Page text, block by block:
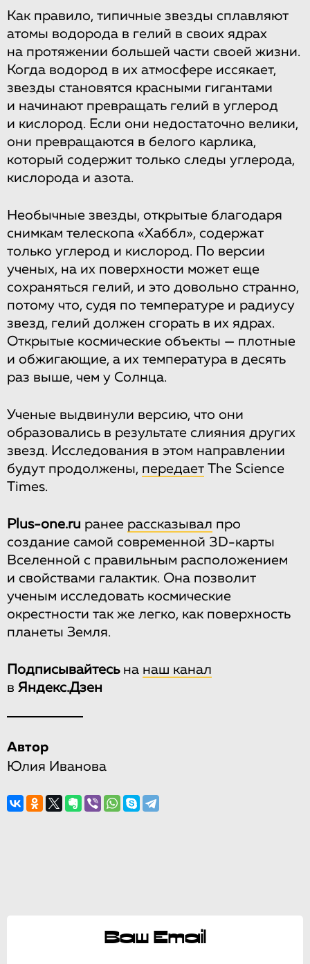
Как правило, типичные звезды сплавляют
атомы водорода в гелий в своих ядрах
на протяжении большей части своей жизни.
Когда водород в их атмосфере иссякает,
звезды становятся красными гигантами
и начинают превращать гелий в углерод
и кислород. Если они недостаточно велики,
они превращаются в белого карлика,
который содержит только следы углерода,
кислорода и азота.
Необычные звезды, открытые благодаря
снимкам телескопа «Хаббл», содержат
только углерод и кислород. По версии
ученых, на их поверхности может еще
сохраняться гелий, и это довольно странно,
потому что, судя по температуре и радиусу
звезд, гелий должен сгорать в их ядрах.
Открытые космические объекты — плотные
и обжигающие, а их температура в десять
раз выше, чем у Солнца.
Ученые выдвинули версию, что они
образовались в результате слияния других
звезд. Исследования в этом направлении
будут продолжены, передает The Science
Times.
Plus-one.ru ранее рассказывал про
создание самой современной 3D-карты
Вселенной с правильным расположением
и свойствами галактик. Она позволит
ученым исследовать космические
окрестности так же легко, как поверхность
планеты Земля.
Подписывайтесьна наш канал
в Яндекс.Дзен
Автор
Юлия Иванова
Ваш Email